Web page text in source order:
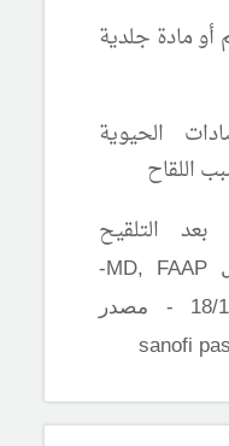
مادة جلدية
الحيوية
اللقاح
التلقيح
-
آخر تحديث : 18/1/2025 - مصدر
sanofi